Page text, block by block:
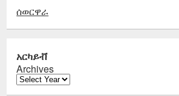
ሰወርዋራ
አርካይቭ
Archives